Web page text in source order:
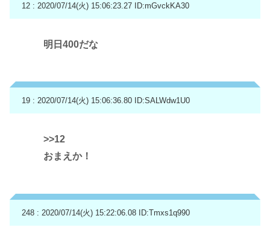
12 : 2020/07/14(火) 15:06:23.27 ID:mGvckKA30
明日400だな
19 : 2020/07/14(火) 15:06:36.80 ID:SALWdw1U0
>>12
おまえか！
248 : 2020/07/14(火) 15:22:06.08 ID:Tmxs1q990